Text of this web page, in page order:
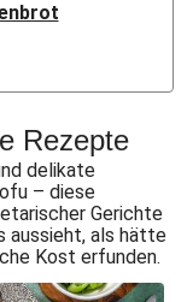
Ofen
Soße
Air-Fryer
dem Air-Fryer
Krautsalat
Rezepte
delikate
– diese
Gerichte
aussieht, als hätte
Kost erfunden.